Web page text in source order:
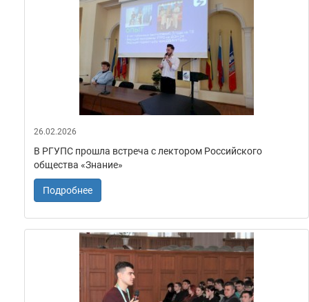
26.02.2026
В РГУПС прошла встреча с лектором Российского
общества «Знание»
Подробнее